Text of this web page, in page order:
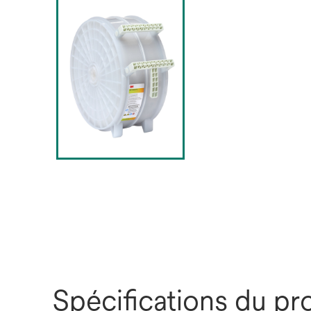
Spécifications du